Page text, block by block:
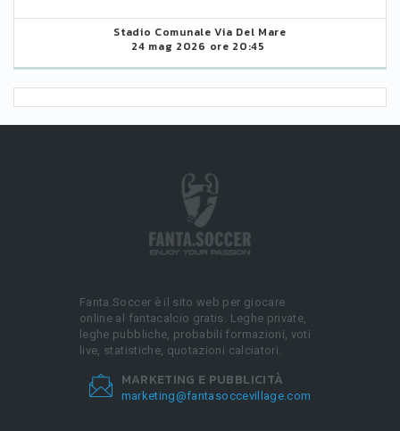
Stadio Comunale Via Del Mare
24 mag 2026 ore 20:45
Fanta.Soccer è il sito web per giocare
online al fantacalcio gratis. Leghe private,
leghe pubbliche, probabili formazioni, voti
live, statistiche, quotazioni calciatori.
MARKETING E PUBBLICITÀ
marketing@fantasoccevillage.com